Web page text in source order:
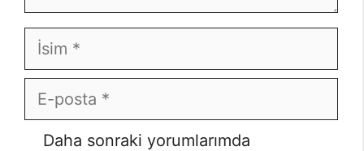
İsim
E-
posta
İnternet
Daha sonraki yorumlarımda